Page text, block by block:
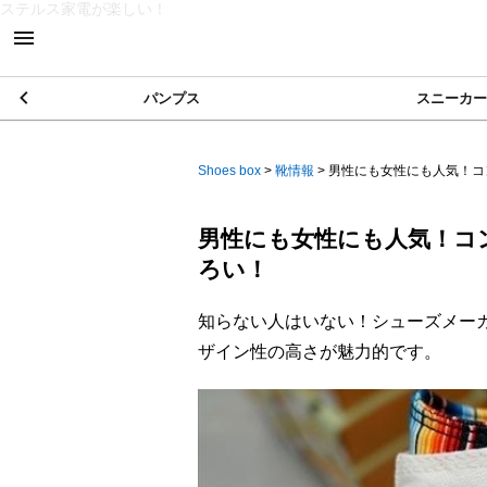
ステルス家電が楽しい！
パンプス スニーカー
Shoes box > 靴情報 > 男性にも女性にも人気！
男性にも女性にも人気！
ろい！
知らない人はいない！シューズメー
ザイン性の高さが魅力的です。